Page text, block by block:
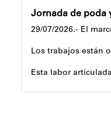
29/07/2026.- El
Los trabajos están
Esta labor
La Alcaldía hace